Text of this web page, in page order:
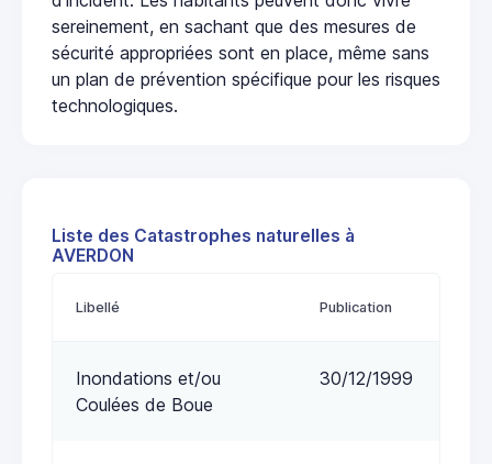
sereinement, en sachant que des mesures de
sécurité appropriées sont en place, même sans
un plan de prévention spécifique pour les risques
technologiques.
Liste des Catastrophes naturelles à
AVERDON
Libellé Publication
Inondations et/ou
Coulées de Boue
30/12/1999